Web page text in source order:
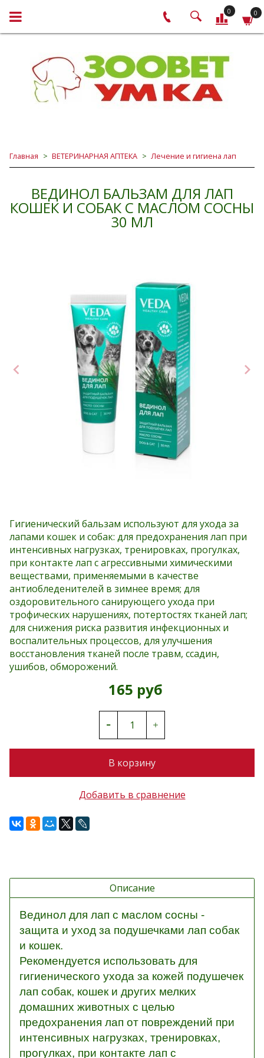
0 0
Главная ВЕТЕРИНАРНАЯ АПТЕКА Лечение и гигиена лап
ВЕДИНОЛ БАЛЬЗАМ ДЛЯ ЛАП
КОШЕК И СОБАК С МАСЛОМ СОСНЫ
30 МЛ
Гигиенический бальзам используют для ухода за
лапами кошек и собак: для предохранения лап при
интенсивных нагрузках, тренировках, прогулках,
при контакте лап с агрессивными химическими
веществами, применяемыми в качестве
антиобледенителей в зимнее время; для
оздоровительного санирующего ухода при
трофических нарушениях, потертостях тканей лап;
для снижения риска развития инфекционных и
воспалительных процессов, для улучшения
восстановления тканей после травм, ссадин,
ушибов, обморожений.
165 руб
В корзину
Добавить в сравнение
Описание
Вединол для лап с маслом сосны -
защита и уход за подушечками лап собак
и кошек.
Рекомендуется использовать для
гигиенического ухода за кожей подушечек
лап собак, кошек и других мелких
домашних животных с целью
предохранения лап от повреждений при
интенсивных нагрузках, тренировках,
прогулках, при контакте лап с